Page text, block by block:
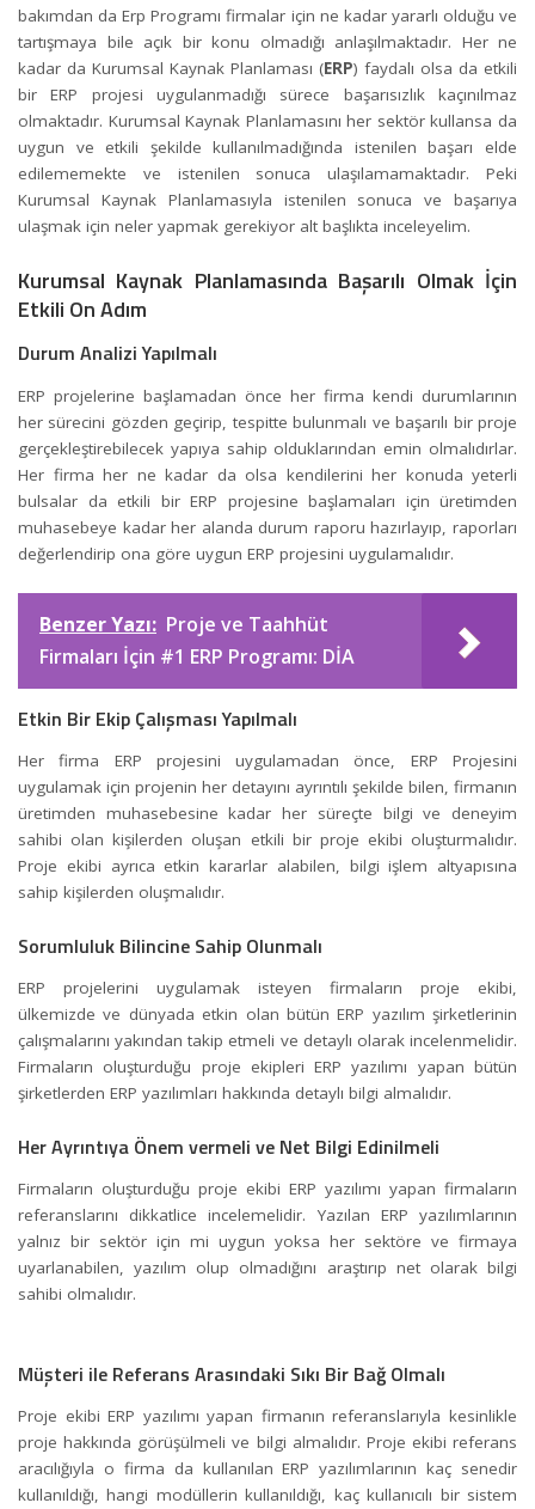
bakımdan da Erp Programı firmalar için ne kadar yararlı olduğu ve
tartışmaya bile açık bir konu olmadığı anlaşılmaktadır. Her ne
kadar da Kurumsal Kaynak Planlaması (ERP) faydalı olsa da etkili
bir ERP projesi uygulanmadığı sürece başarısızlık kaçınılmaz
olmaktadır. Kurumsal Kaynak Planlamasını her sektör kullansa da
uygun ve etkili şekilde kullanılmadığında istenilen başarı elde
edilememekte ve istenilen sonuca ulaşılamamaktadır. Peki
Kurumsal Kaynak Planlamasıyla istenilen sonuca ve başarıya
ulaşmak için neler yapmak gerekiyor alt başlıkta inceleyelim.
Kurumsal Kaynak Planlamasında Başarılı Olmak İçin
Etkili On Adım
Durum Analizi Yapılmalı
ERP projelerine başlamadan önce her firma kendi durumlarının
her sürecini gözden geçirip, tespitte bulunmalı ve başarılı bir proje
gerçekleştirebilecek yapıya sahip olduklarından emin olmalıdırlar.
Her firma her ne kadar da olsa kendilerini her konuda yeterli
bulsalar da etkili bir ERP projesine başlamaları için üretimden
muhasebeye kadar her alanda durum raporu hazırlayıp, raporları
değerlendirip ona göre uygun ERP projesini uygulamalıdır.
Benzer Yazı: Proje ve Taahhüt
Firmaları İçin #1 ERP Programı: DİA
Etkin Bir Ekip Çalışması Yapılmalı
Her firma ERP projesini uygulamadan önce, ERP Projesini
uygulamak için projenin her detayını ayrıntılı şekilde bilen, firmanın
üretimden muhasebesine kadar her süreçte bilgi ve deneyim
sahibi olan kişilerden oluşan etkili bir proje ekibi oluşturmalıdır.
Proje ekibi ayrıca etkin kararlar alabilen, bilgi işlem altyapısına
sahip kişilerden oluşmalıdır.
Sorumluluk Bilincine Sahip Olunmalı
ERP projelerini uygulamak isteyen firmaların proje ekibi,
ülkemizde ve dünyada etkin olan bütün ERP yazılım şirketlerinin
çalışmalarını yakından takip etmeli ve detaylı olarak incelenmelidir.
Firmaların oluşturduğu proje ekipleri ERP yazılımı yapan bütün
şirketlerden ERP yazılımları hakkında detaylı bilgi almalıdır.
Her Ayrıntıya Önem vermeli ve Net Bilgi Edinilmeli
Firmaların oluşturduğu proje ekibi ERP yazılımı yapan firmaların
referanslarını dikkatlice incelemelidir. Yazılan ERP yazılımlarının
yalnız bir sektör için mi uygun yoksa her sektöre ve firmaya
uyarlanabilen, yazılım olup olmadığını araştırıp net olarak bilgi
sahibi olmalıdır.
Müşteri ile Referans Arasındaki Sıkı Bir Bağ Olmalı
Proje ekibi ERP yazılımı yapan firmanın referanslarıyla kesinlikle
proje hakkında görüşülmeli ve bilgi almalıdır. Proje ekibi referans
aracılığıyla o firma da kullanılan ERP yazılımlarının kaç senedir
kullanıldığı, hangi modüllerin kullanıldığı, kaç kullanıcılı bir sistem